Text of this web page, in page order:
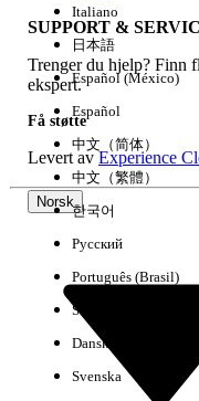
SUPPORT &
Trenger du hjelp? Finn
ekspert.
Få støtte
Levert avExperience
Norsk
Italiano
日本語
Español (México)
Español
中文（简体）
中文（繁體）
한국어
Русский
Português (Brasil)
Suomi
Dansk
Svenska